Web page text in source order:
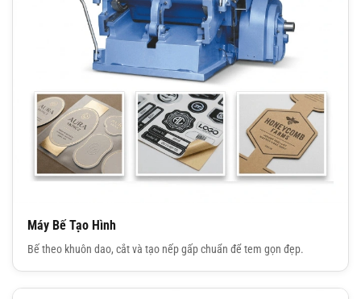
Máy Bế Tạo Hình
Bế theo khuôn dao, cắt và tạo nếp gấp chuẩn để tem gọn đẹp.